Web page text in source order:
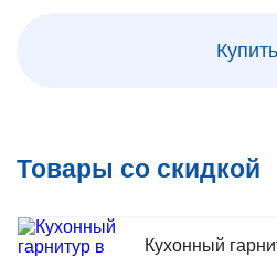
Купить
Товары со скидкой
Кухонный